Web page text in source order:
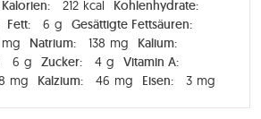
Kalorien: 212 kcal
Kohlenhydrate:
Fett: 6 g
Gesättigte Fettsäuren:
mg Natrium: 138 mg
Kalium:
6 g Zucker: 4 g
Vitamin A:
mg Kalzium: 46 mg Eisen: 3 mg